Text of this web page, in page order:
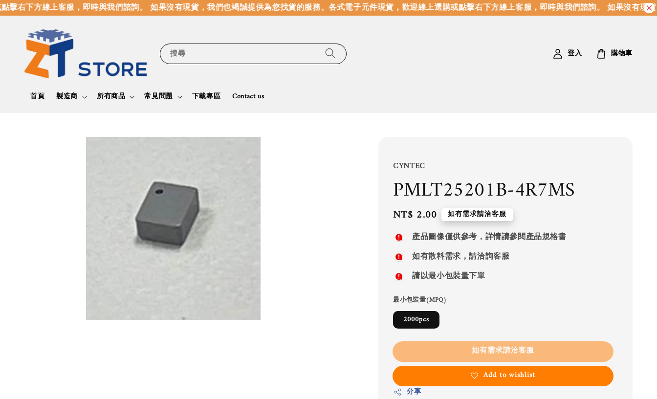
右下方線上客服，即時與我們諮詢。 如果沒有現貨，我們也竭誠提供為您找貨的服務。各式電子元件現貨，歡迎線上選購或點擊右下方線上客服，即時與我們諮詢。 如果沒有現貨
搜尋
首頁 製造商 所有商品 常見問題 下載專區 Contact us
登入 購物車
CYNTEC
PMLT25201B-4R7MS
Regular
price
NT$ 2.00 如有需求請洽客服
產品圖像僅供參考，詳情請參閱產品規格書
如有散料需求，請洽詢客服
請以最小包裝量下單
最小包裝量(MPQ)
2000pcs
如有需求請洽客服
Add to wishlist
分享